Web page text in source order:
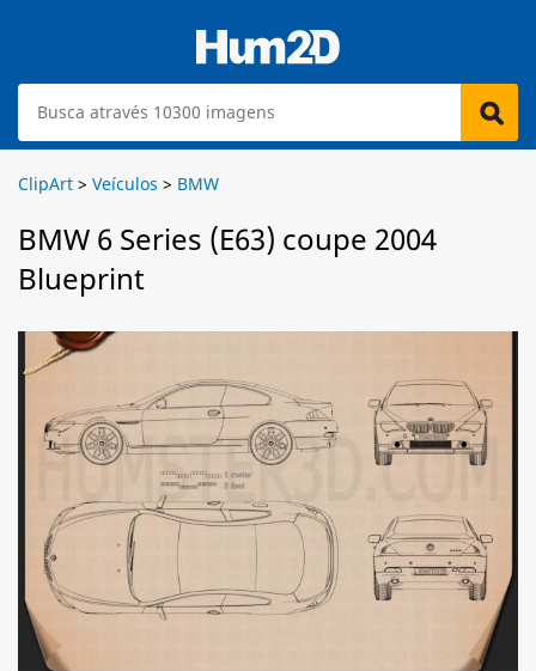
ClipArt > Veículos > BMW
BMW 6 Series (E63) coupe 2004
Blueprint